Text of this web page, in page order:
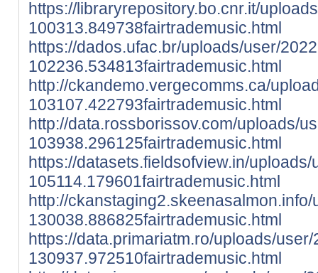
https://libraryrepository.bo.cnr.it/
100313.849738fairtrademusic.html
https://dados.ufac.br/uploads/user/
102236.534813fairtrademusic.html
http://ckandemo.vergecomms.ca/
103107.422793fairtrademusic.html
http://data.rossborissov.com/uploads/
103938.296125fairtrademusic.html
https://datasets.fieldsofview.in/
105114.179601fairtrademusic.html
http://
130038.886825fairtrademusic.html
https://data.primariatm.ro/uploads/
130937.972510fairtrademusic.html